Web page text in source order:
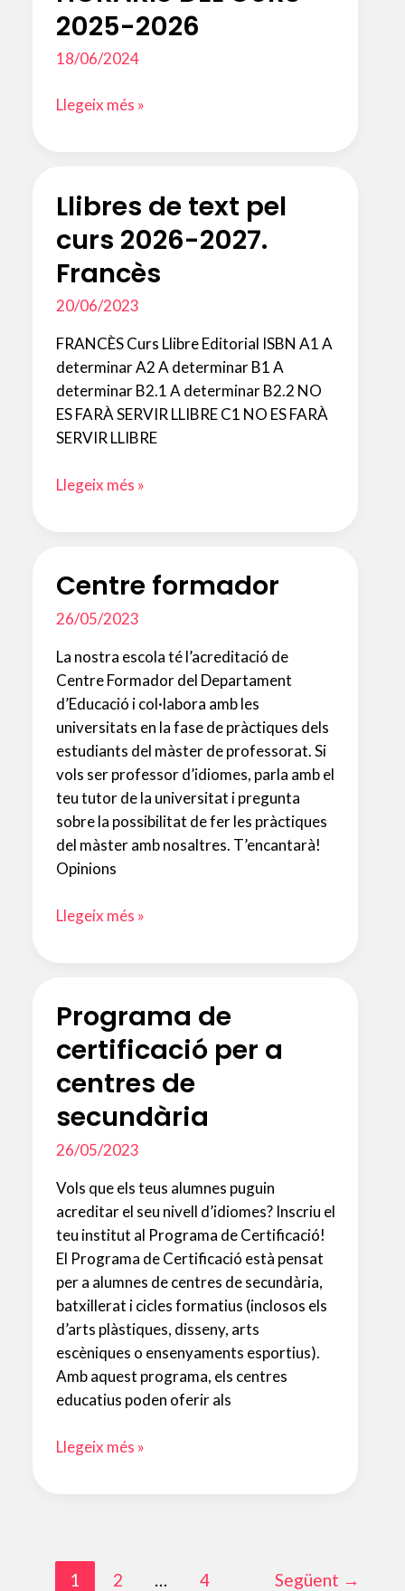
2025-2026
18/06/2024
HORARIS
2026
Llegeix més »
Llibres de text pel
curs 2026-2027.
Francès
20/06/2023
FRANCÈS Curs Llibre Editorial ISBN A1 A
determinar A2 A determinar B1 A
determinar B2.1 A determinar B2.2 NO
ES FARÀ SERVIR LLIBRE C1 NO ES FARÀ
SERVIR LLIBRE
Llibres
curs
2026-
2027.
Francès
Llegeix més »
Centre formador
26/05/2023
La nostra escola té l’acreditació de
Centre Formador del Departament
d’Educació i col·labora amb les
universitats en la fase de pràctiques dels
estudiants del màster de professorat. Si
vols ser professor d’idiomes, parla amb el
teu tutor de la universitat i pregunta
sobre la possibilitat de fer les pràctiques
del màster amb nosaltres. T’encantarà!
Opinions
Centre
Llegeix més »
Programa de
certificació per a
centres de
secundària
26/05/2023
Vols que els teus alumnes puguin
acreditar el seu nivell d’idiomes? Inscriu el
teu institut al Programa de Certificació!
El Programa de Certificació està pensat
per a alumnes de centres de secundària,
batxillerat i cicles formatius (inclosos els
d’arts plàstiques, disseny, arts
escèniques o ensenyaments esportius).
Amb aquest programa, els centres
educatius poden oferir als
Programa
centres
Llegeix més »
1 2 4 Següent →